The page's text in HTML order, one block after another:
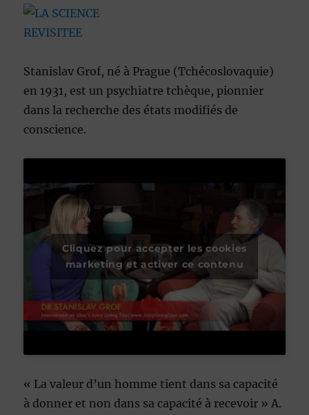
Stanislav Grof, né à Prague (Tchécoslovaquie)
en 1931, est un psychiatre tchèque, pionnier
dans la recherche des états modifiés de
conscience.
Cliquez pour accepter les cookies
marketing et activer ce contenu
« La valeur d’un homme tient dans sa capacité
à donner et non dans sa capacité à recevoir » A.